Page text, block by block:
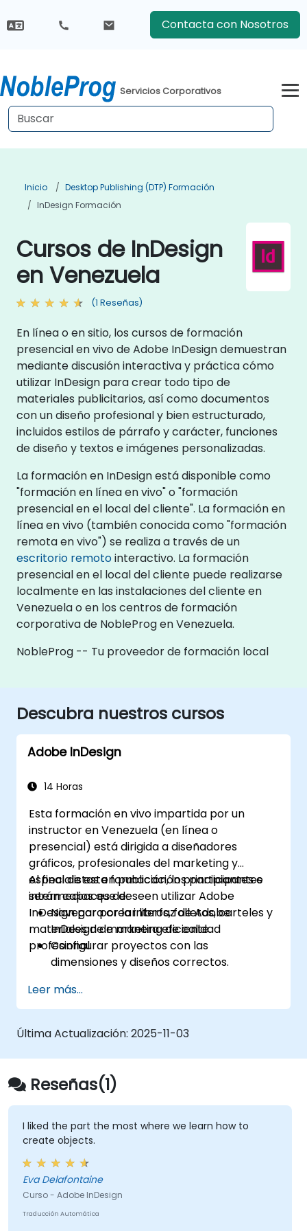
Contacta con Nosotros
Servicios Corporativos
Inicio
Desktop Publishing (DTP) Formación
InDesign Formación
Cursos de InDesign
en Venezuela
(1 Reseñas)
En línea o en sitio, los cursos de formación
presencial en vivo de Adobe InDesign demuestran
mediante discusión interactiva y práctica cómo
utilizar InDesign para crear todo tipo de
materiales publicitarios, así como documentos
con un diseño profesional y bien estructurado,
incluidos estilos de párrafo y carácter, funciones
de diseño y textos e imágenes personalizadas.
La formación en InDesign está disponible como
"formación en línea en vivo" o "formación
presencial en el local del cliente". La formación en
línea en vivo (también conocida como "formación
remota en vivo") se realiza a través de un
escritorio remotointeractivo. La formación
presencial en el local del cliente puede realizarse
localmente en las instalaciones del cliente en
Venezuela o en los centros de formación
corporativa de NobleProg en Venezuela.
NobleProg -- Tu proveedor de formación local
Descubra nuestros cursos
Adobe InDesign
14 Horas
Esta formación en vivo impartida por un
instructor en Venezuela (en línea o
presencial) está dirigida a diseñadores
gráficos, profesionales del marketing y
especialistas en publicación principiantes e
intermedios que deseen utilizar Adobe
InDesign para crear libros, folletos, carteles y
materiales de marketing de calidad
profesional.
Al final de esta formación, los participantes
serán capaces de:
Navegar por la interfaz de Adobe
InDesign de manera eficiente.
Configurar proyectos con las
dimensiones y diseños correctos.
para crear diseños atractivos.
Utilizar estilos, plantillas y paletas de
colores para lograr consistencia y
Preparar archivos para impresión
profesional o publicación digital.
Leer más...
Última Actualización: 2025-11-03
Reseñas(1)
I liked the part the most where we learn how to
create objects.
Eva Delafontaine
Curso - Adobe InDesign
Traducción Automática